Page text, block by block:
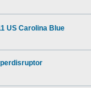
US Carolina Blue